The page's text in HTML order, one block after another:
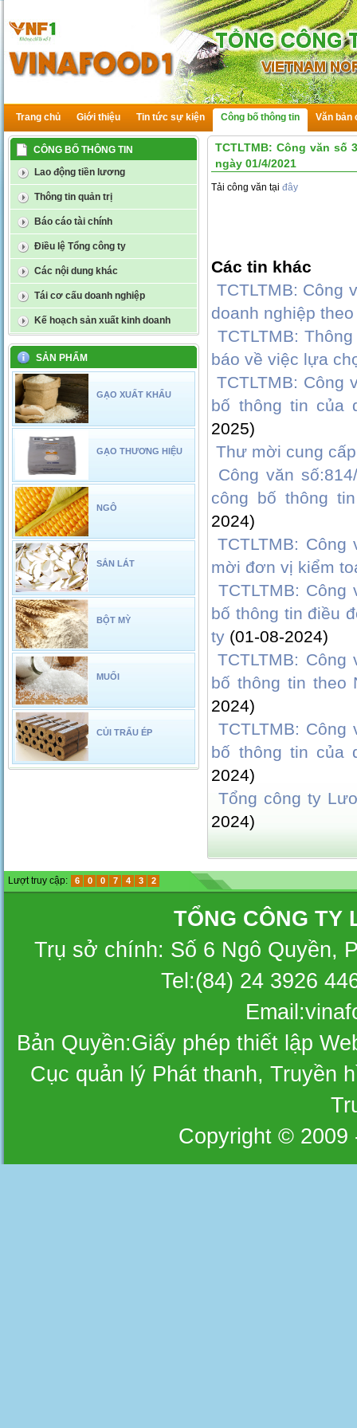
Trang chủ Giới thiệu Tin tức sự kiện Công bố thông tin Văn bản
CÔNG BỐ THÔNG TIN
Lao động tiền lương
Thông tin quản trị
Báo cáo tài chính
Điều lệ Tổng công ty
Các nội dung khác
Tái cơ cấu doanh nghiệp
Kế hoạch sản xuất kinh doanh
SẢN PHẨM
GẠO XUẤT KHẨU
GẠO THƯƠNG HIỆU
NGÔ
SẮN LÁT
BỘT MỲ
MUỐI
CỦI TRẤU ÉP
TCTLTMB: Công văn số
ngày 01/4/2021
Tải công văn tạiđây
Các tin khác
TCTLTMB: Công
doanh nghiệp
TCTLTMB:
báo về việc lựa
TCTLTMB: Công
bố thông tin của
2025)
Thư mời cung
Công văn
công bố thông
2024)
TCTLTMB: Công
mời đơn vị kiểm
TCTLTMB: Công
bố thông tin điều
ty (01-08-2024)
TCTLTMB: Công
bố thông tin theo
2024)
TCTLTMB: Công
bố thông tin của
2024)
Tổng công ty
2024)
Lượt truy cập: 6 0 0 7 4 3 2
TỔNG CÔNG TY
Trụ sở chính: Số 6 Ngô Quyền,
Tel:(84) 24 3926
Bản Quyền:Giấy phép thiết lập
Cục quản lý Phát thanh, Truyền
Copyright © 2009